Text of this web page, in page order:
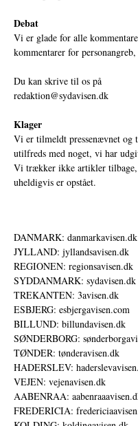
Debat
Vi er glade for alle
kommentarer for
Du kan skrive til os på
redaktion@sydavisen.dk
Klager
Vi er tilmeldt pressenævnet og
utilfreds med noget, vi har
Vi trækker ikke artikler
uheldigvis er opstået.
DANMARK: danmarkavisen.dk
JYLLAND: jyllandsavisen.dk
REGIONEN: regionsavisen.dk
SYDDANMARK: sydavisen.dk
TREKANTEN: 3avisen.dk
ESBJERG: esbjergavisen.com
BILLUND: billundavisen.dk
SØNDERBORG:
TØNDER: tønderavisen.dk
HADERSLEV:
VEJEN: vejenavisen.dk
AABENRAA:
FREDERICIA: